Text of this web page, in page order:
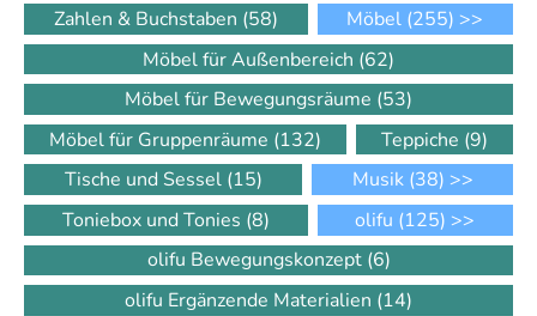
Zahlen & Buchstaben (58) Möbel (255) >>
Möbel für Außenbereich (62)
Möbel für Bewegungsräume (53)
Möbel für Gruppenräume (132) Teppiche (9)
Tische und Sessel (15) Musik (38) >>
Toniebox und Tonies (8) olifu (125) >>
olifu Bewegungskonzept (6)
olifu Ergänzende Materialien (14)